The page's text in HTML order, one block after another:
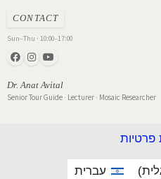
CONTACT
Sun–Thu · 10:00–17:00
Dr. Anat Avital
Senior Tour Guide · Lecturer · Mosaic Researcher
פרטיות
) עברית